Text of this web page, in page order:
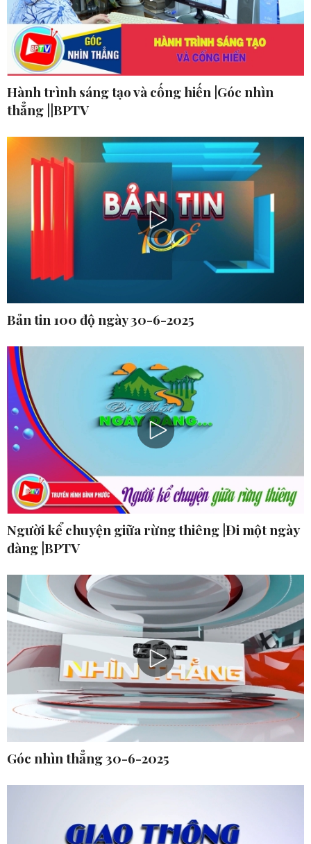
Hành trình sáng tạo và cống hiến |Góc nhìn
thẳng ||BPTV
Bản tin 100 độ ngày 30-6-2025
Người kể chuyện giữa rừng thiêng |Đi một ngày
đàng |BPTV
Góc nhìn thẳng 30-6-2025